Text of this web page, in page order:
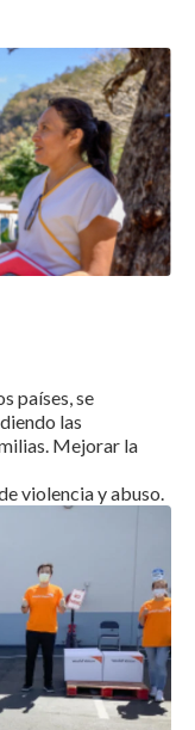
países, se
las
Mejorar la
violencia y abuso.